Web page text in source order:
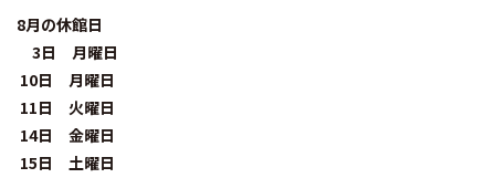
8月の休館日
3日 月曜日
10日 月曜日
11日 火曜日
14日 金曜日
15日 土曜日